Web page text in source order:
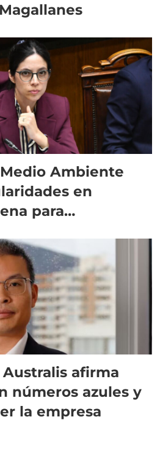
Ambiente
en
para
afirma
números azules y
la empresa